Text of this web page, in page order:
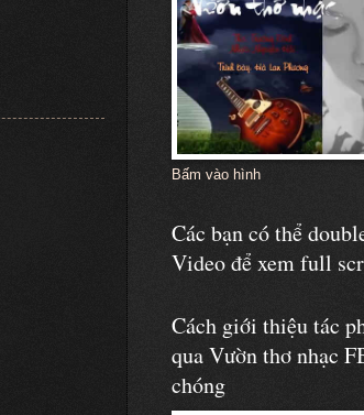
Bấm vào hình
Các bạn có thể
Video để xem full
Cách giới thiệu tác
qua Vườn thơ nhạc
chóng